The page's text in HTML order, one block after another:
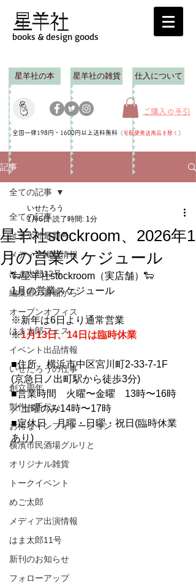
books & design goods
星羊社の本 星羊社の雑貨 仕入について
ご購入の手引
全国一律198円・1600円以上送料無料 （宅配便発送商品を除く ）
記事
全ての記事
はま太郎最新号
メディア掲載情報
はま太郎12号
編集部の書棚から
オープンオフィス
はま太郎フェス
イベント出品情報
いせたろうの仕事
創立周年
製作お手伝い
お得なインフォメーション
横濱市民酒場グルリと
オリジナル雑貨
トークイベント
めご太郎
メディア出演情報
はま太郎11号
新刊のお知らせ
フォローアップ
全ての記事
星羊社stockroom、2026年1
月の営業スケジュール
いせたろう
1月6日 読了時間: 1分
🐑星羊社stockroom（実店舗）🐑
1月の営業スケジュール
※新年は6日より通常営業
※1月13日、14日は臨時休業
■住所　横浜市中区宮川町2-33-7-1F
(京急日ノ出町駅から徒歩3分)
■営業時間　火曜〜金曜　13時〜16時
／土曜のみ14時〜17時
■定休日　月曜・日曜・祝日(臨時休業
あり)